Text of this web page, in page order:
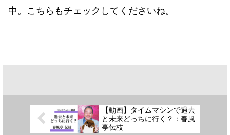
中。こちらもチェックしてくださいね。
【動画】タイムマシンで過去
と未来どっちに行く？：春風
亭伝枝